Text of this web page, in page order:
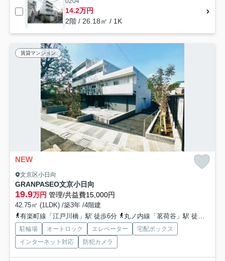
14.2万円
2階 / 26.18㎡ / 1K
賃貸マンション
NEW
文京区小日向
GRANPASEO文京小日向
19.9万円 管理/共益費15,000円
42.75㎡ (1LDK) /築3年 /4階建
有楽町線「江戸川橋」駅 徒歩6分
丸ノ内線「茗荷谷」駅 徒歩9分
駐輪場 オートロック エレベーター
宅配ボックス
インターネット対応
防犯カメラ